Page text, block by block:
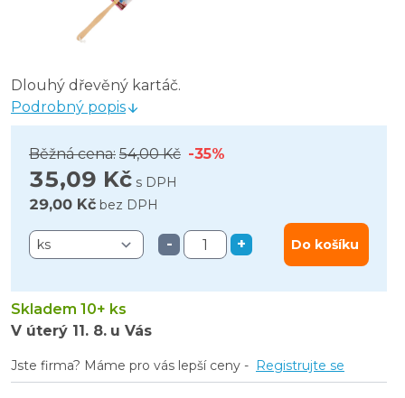
Dlouhý dřevěný kartáč.
Podrobný popis
Běžná cena: 54,00 Kč -35%
35,09 Kč s DPH
29,00 Kč bez DPH
- + Do košíku
Skladem 10+ ks
V úterý 11. 8. u Vás
Jste firma? Máme pro vás lepší ceny - Registrujte se